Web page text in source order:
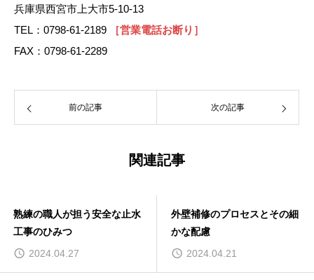
兵庫県西宮市上大市5-10-13
TEL：0798-61-2189
［営業電話お断り］
FAX：0798-61-2289
前の記事 次の記事
関連記事
熟練の職人が担う安全な止水
工事のひみつ
2024.04.27
外壁補修のプロセスとその細
かな配慮
2024.04.21